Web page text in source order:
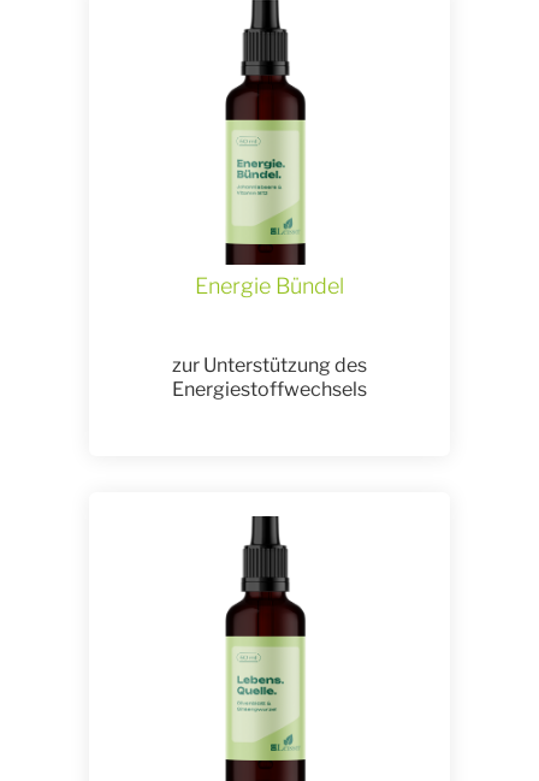
Energie Bündel
zur Unterstützung des
Energiestoffwechsels